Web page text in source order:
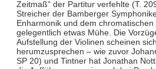
Zeitmaß“ der Partitur verfehlte (T.
Streicher der Bamberger
Enharmonik und dem
gelegentlich etwas Mühe. Die
Aufstellung der Violinen scheinen
herumzusprechen – wie zuvor
SP 20) und Tintner hat Jonathan